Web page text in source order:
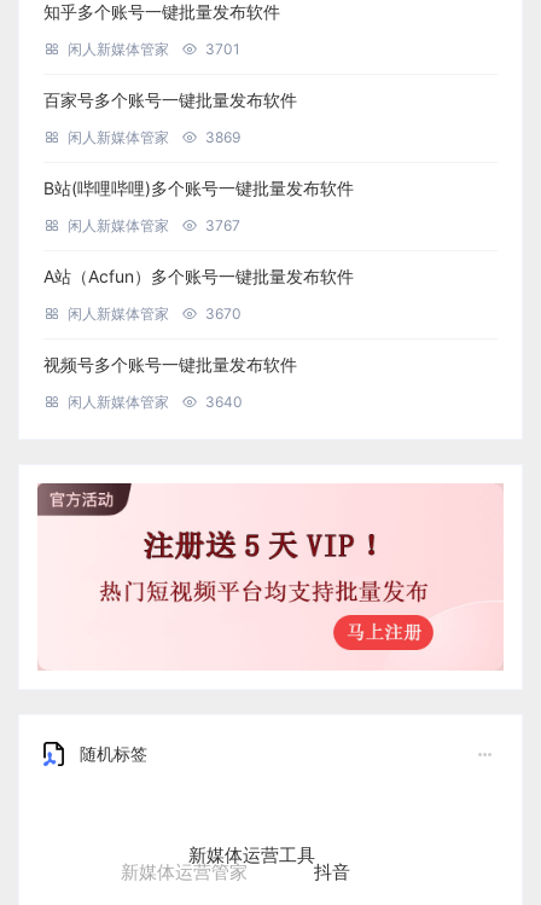
知乎多个账号一键批量发布软件
闲人新媒体管家 3701
百家号多个账号一键批量发布软件
闲人新媒体管家 3869
B站(哔哩哔哩)多个账号一键批量发布软件
闲人新媒体管家 3767
A站（Acfun）多个账号一键批量发布软件
闲人新媒体管家 3670
视频号多个账号一键批量发布软件
闲人新媒体管家 3640
随机标签
新媒体运营管家
新媒体运营工具
抖音